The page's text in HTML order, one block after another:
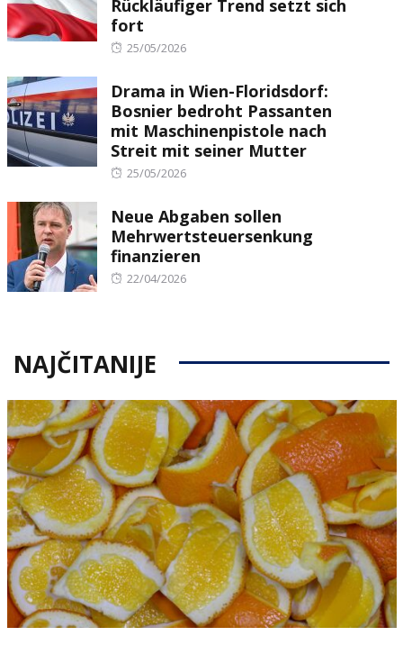
Rückläufiger Trend setzt sich
fort
Posted
25/05/2026
Drama in Wien-Floridsdorf:
Bosnier bedroht Passanten
mit Maschinenpistole nach
Streit mit seiner Mutter
Posted
25/05/2026
Neue Abgaben sollen
Mehrwertsteuersenkung
finanzieren
Posted
22/04/2026
NAJČITANIJE